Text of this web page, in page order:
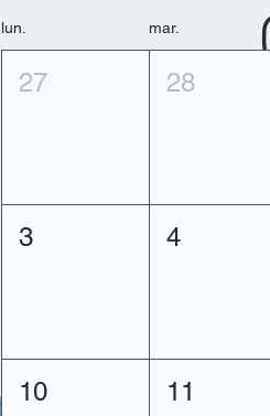
lun. mar.
27 28
3 4
10 11